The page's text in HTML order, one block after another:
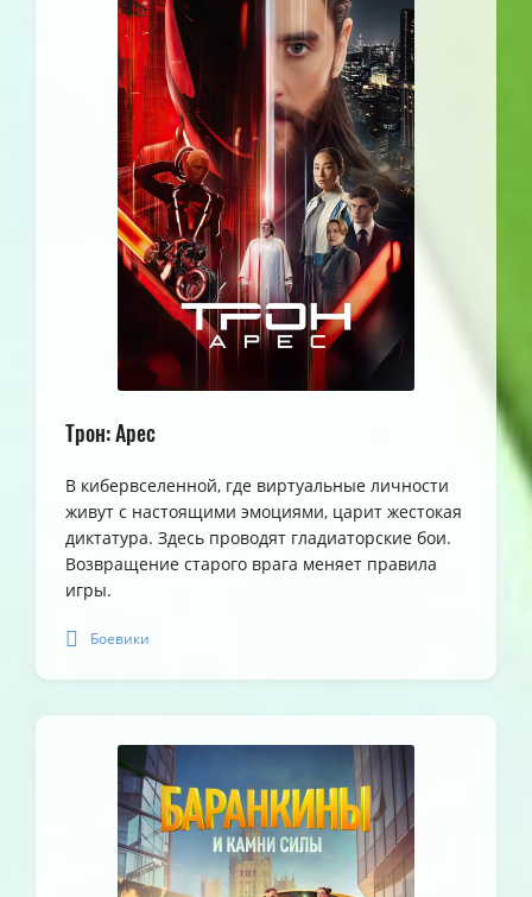
Трон: Арес
В кибервселенной, где виртуальные личности
живут с настоящими эмоциями, царит жестокая
диктатура. Здесь проводят гладиаторские бои.
Возвращение старого врага меняет правила
игры.
Боевики